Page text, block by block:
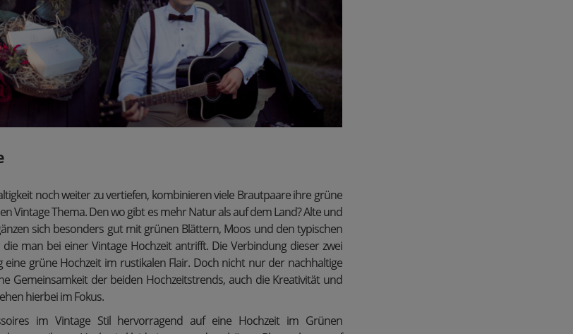
noch weiter zu vertiefen, kombinieren viele Brautpaare ihre grüne
Vintage Thema. Den wo gibt es mehr Natur als auf dem Land? Alte und
sich besonders gut mit grünen Blättern, Moos und den typischen
die man bei einer Vintage Hochzeit antrifft. Die Verbindung dieser zwei
eine grüne Hochzeit im rustikalen Flair. Doch nicht nur der nachhaltige
Gemeinsamkeit der beiden Hochzeitstrends, auch die Kreativität und
hierbei im Fokus.
im Vintage Stil hervorragend auf eine Hochzeit im Grünen